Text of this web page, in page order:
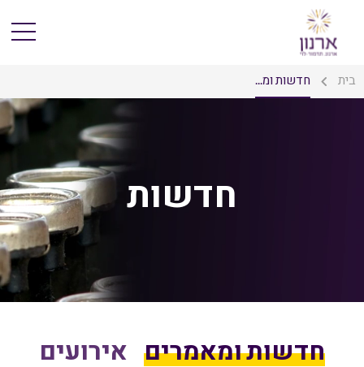
בית חדשות ומ...
חדשות
חדשות ומאמרים אירועים